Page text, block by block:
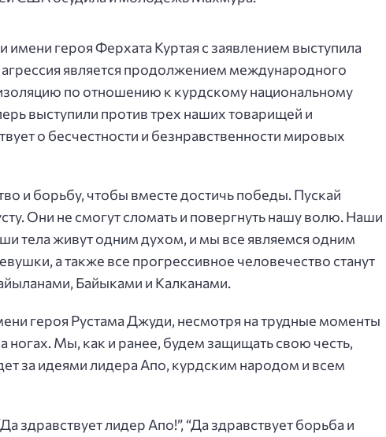
героя Ферхата Куртая с заявлением выступила
агрессия является продолжением международного
по отношению к курдскому национальному
выступили против трех наших товарищей и
о бесчестности и безнравственности мировых
и борьбу, чтобы вместе достичь победы. Пускай
Они не смогут сломать и повергнуть нашу волю. Наши
тела живут одним духом, и мы все являемся одним
а также все прогрессивное человечество станут
Байыками и Калканами.
героя Рустама Джуди, несмотря на трудные моменты
ногах. Мы, как и ранее, будем защищать свою честь,
за идеями лидера Апо, курдским народом и всем
здравствует лидер Апо!”, “Да здравствует борьба и